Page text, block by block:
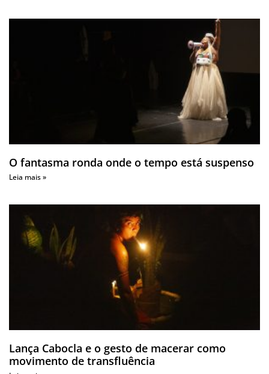
O fantasma ronda onde o tempo está suspenso
Leia mais »
Lança Cabocla e o gesto de macerar como
movimento de transfluência